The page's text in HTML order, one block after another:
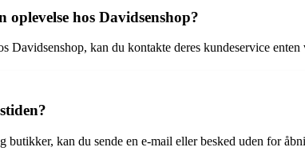
hos Davidsenshop?
Davidsenshop, kan du kontakte deres kundeservice
kan du sende en e-mail eller besked uden for